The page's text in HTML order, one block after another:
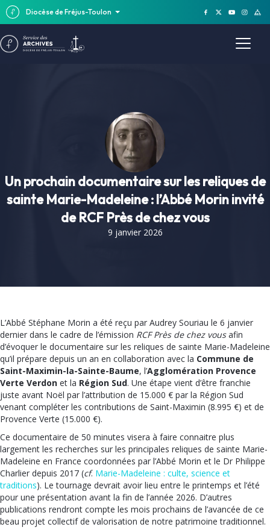
Diocèse de Fréjus-Toulon
Un prochain documentaire sur les reliques de
sainte Marie-Madeleine : l’Abbé Morin invité
de RCF Près de chez vous
9 janvier 2026
L’Abbé Stéphane Morin a été reçu par Audrey Souriau le 6 janvier
dernier dans le cadre de l’émission RCF Près de chez vousafin
d’évoquer le documentaire sur les reliques de sainte Marie-Madeleine
qu’il prépare depuis un an en collaboration avec la Commune de
Saint-Maximin-la-Sainte-Baume, l’Agglomération Provence
Verte Verdon et la Région Sud. Une étape vient d’être franchie
juste avant Noël par l’attribution de 15.000 € par la Région Sud
venant compléter les contributions de Saint-Maximin (8.995 €) et de
Provence Verte (15.000 €).
Ce documentaire de 50 minutes visera à faire connaitre plus
largement les recherches sur les principales reliques de sainte Marie-
Madeleine en France coordonnées par l’Abbé Morin et le Dr Philippe
Charlier depuis 2017 (cf. Marie-Madeleine : culte, science et
traditions). Le tournage devrait avoir lieu entre le printemps et l’été
pour une présentation avant la fin de l’année 2026. D’autres
publications rendront compte les mois prochains de l’avancée de ce
beau projet collectif de valorisation de notre patrimoine traditionnel.